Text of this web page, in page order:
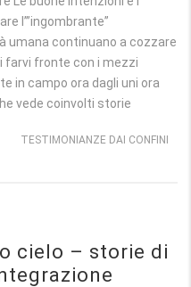
l’”ingombrante”
umana continuano a cozzare
farvi fronte con i mezzi
in campo ora dagli uni ora
vede coinvolti storie
TESTIMONIANZE DAI CONFINI
cielo – storie di